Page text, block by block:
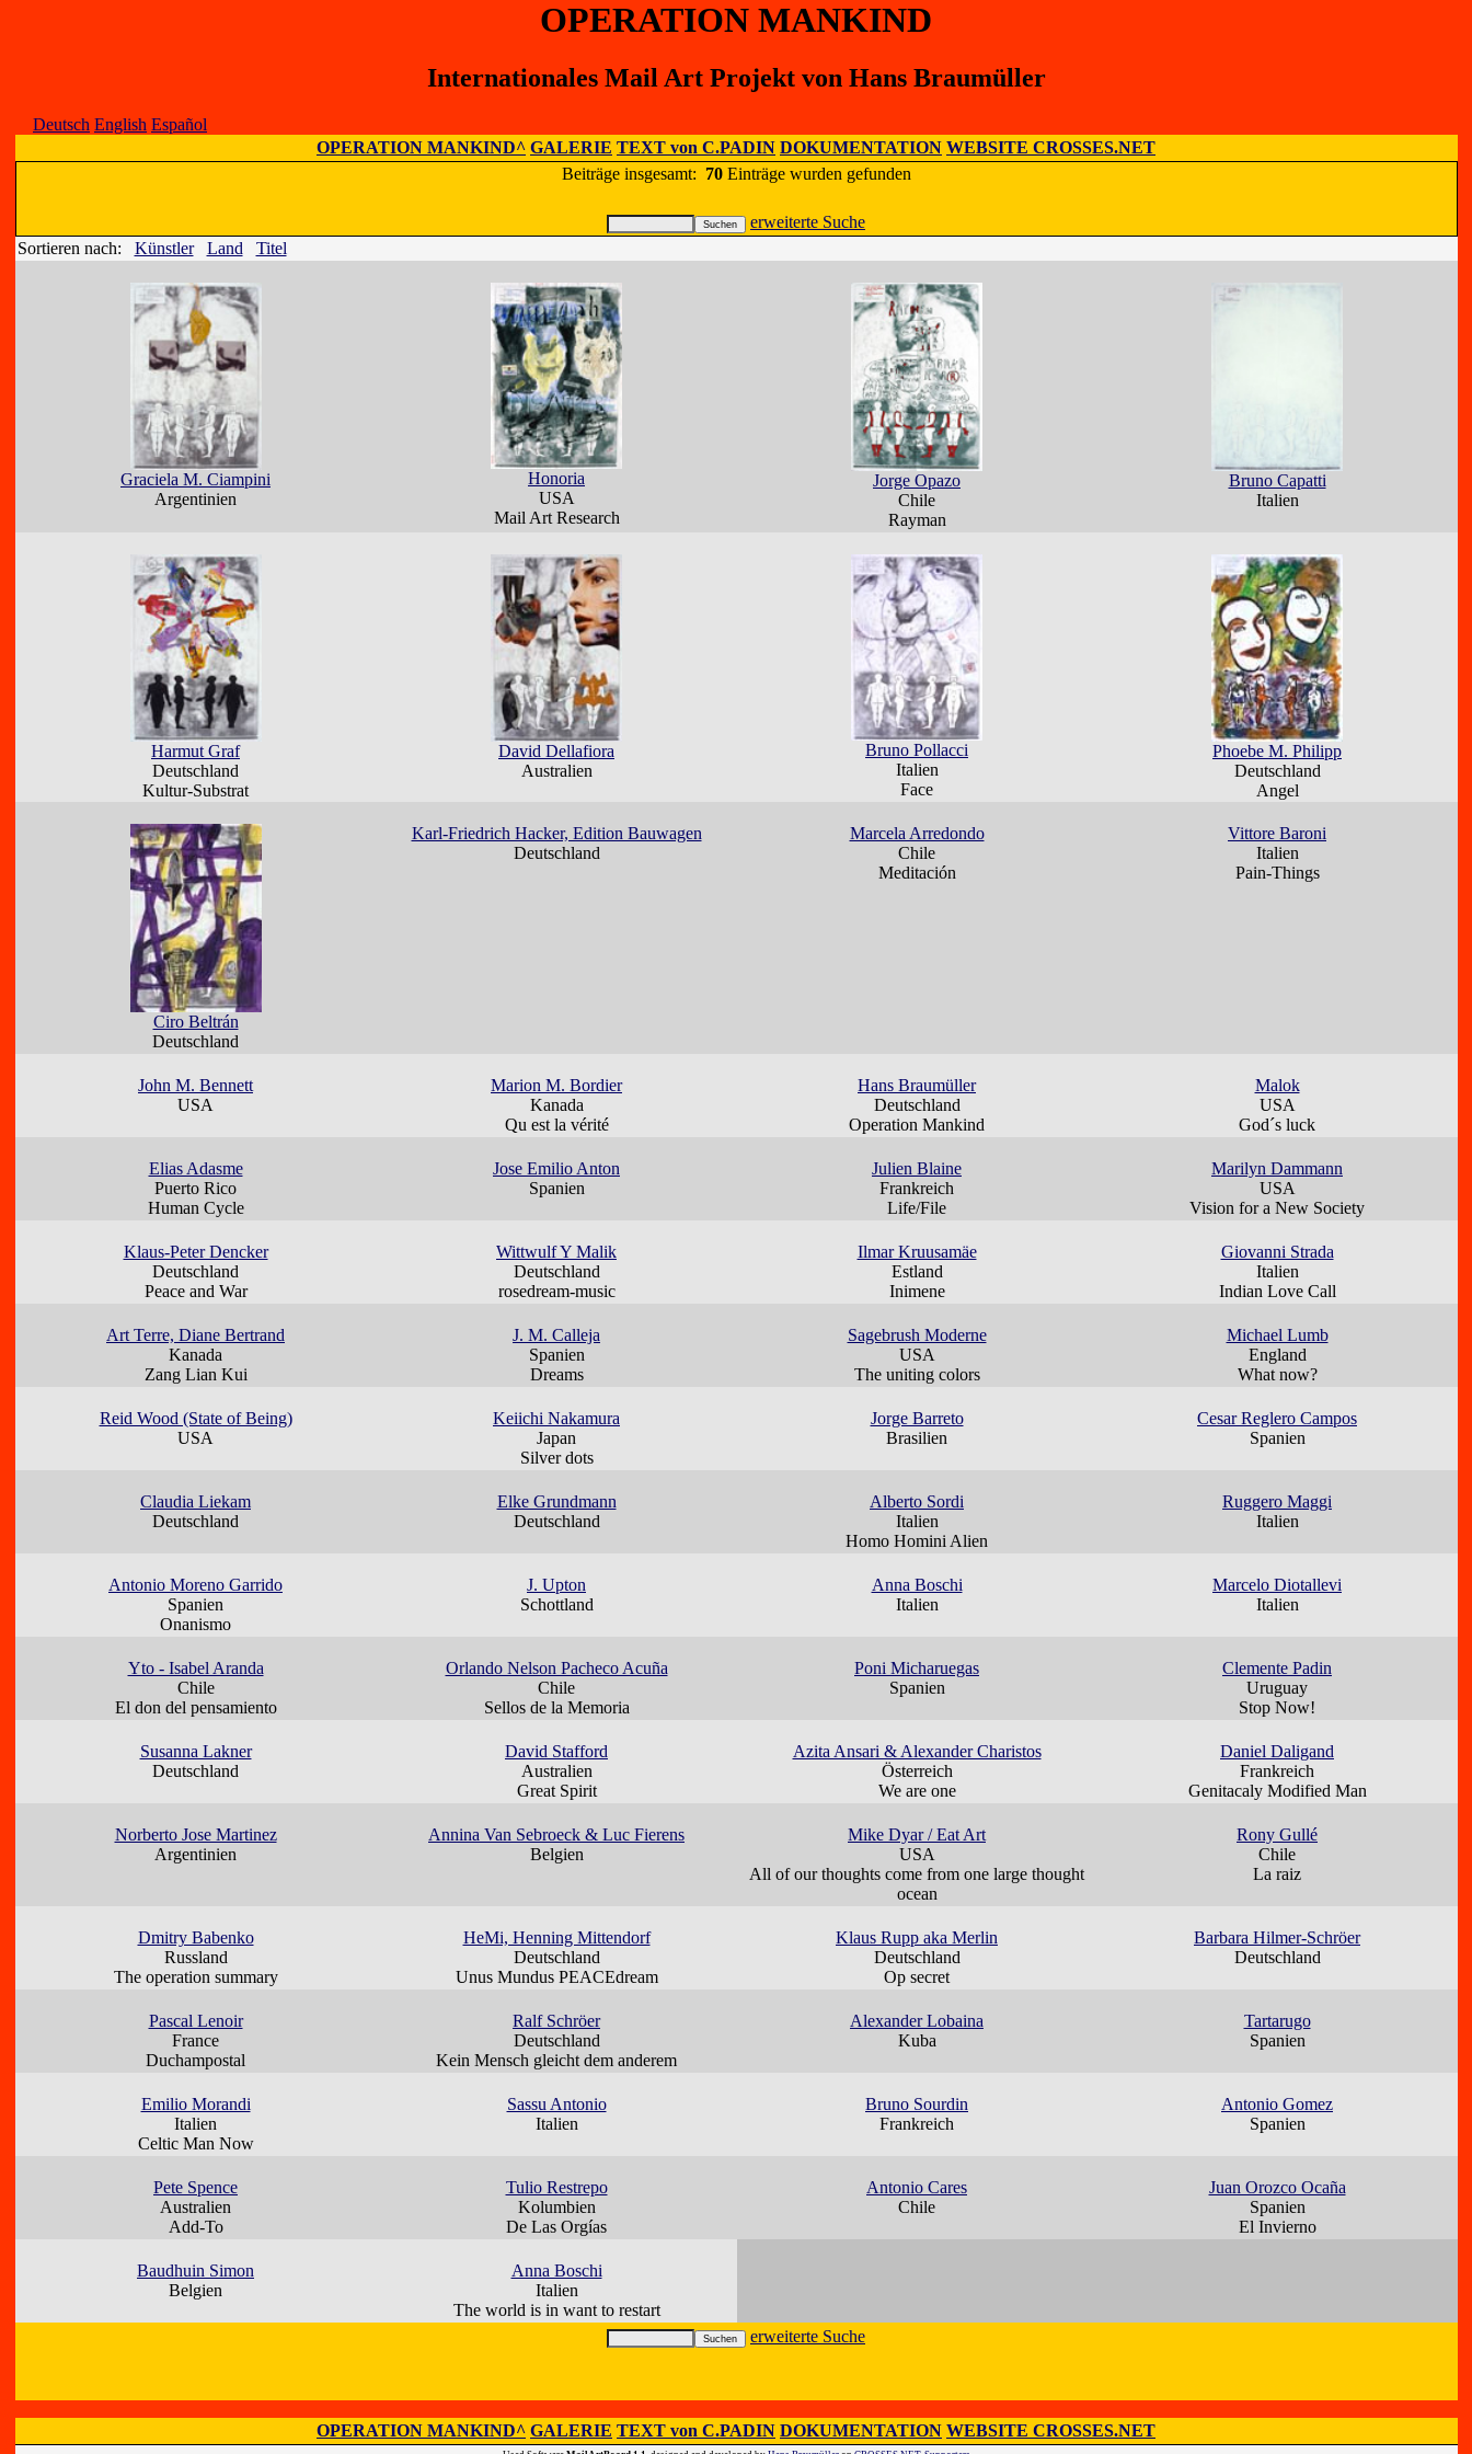
OPERATION MANKIND
Internationales Mail Art Projekt von Hans Braumüller
Deutsch English Español
OPERATION MANKIND^ GALERIE TEXT von C.PADIN DOKUMENTATION WEBSITE CROSSES.NET
Beiträge insgesamt: 70Einträge wurden gefunden
erweiterte Suche
Sortieren nach: Künstler Land Titel
Graciela M. Ciampini
Argentinien
Honoria
USA
Mail Art Research
Jorge Opazo
Chile
Rayman
Bruno Capatti
Italien
Harmut Graf
Deutschland
Kultur-Substrat
David Dellafiora
Australien
Bruno Pollacci
Italien
Face
Phoebe M. Philipp
Deutschland
Angel
Ciro Beltrán
Deutschland
Karl-Friedrich Hacker, Edition Bauwagen
Deutschland
Marcela Arredondo
Chile
Meditación
Vittore Baroni
Italien
Pain-Things
John M. Bennett
USA
Marion M. Bordier
Kanada
Qu est la vérité
Hans Braumüller
Deutschland
Operation Mankind
Malok
USA
God´s luck
Elias Adasme
Puerto Rico
Human Cycle
Jose Emilio Anton
Spanien
Julien Blaine
Frankreich
Life/File
Marilyn Dammann
USA
Vision for a New Society
Klaus-Peter Dencker
Deutschland
Peace and War
Wittwulf Y Malik
Deutschland
rosedream-music
Ilmar Kruusamäe
Estland
Inimene
Giovanni Strada
Italien
Indian Love Call
Art Terre, Diane Bertrand
Kanada
Zang Lian Kui
J. M. Calleja
Spanien
Dreams
Sagebrush Moderne
USA
The uniting colors
Michael Lumb
England
What now?
Reid Wood (State of Being)
USA
Keiichi Nakamura
Japan
Silver dots
Jorge Barreto
Brasilien
Cesar Reglero Campos
Spanien
Claudia Liekam
Deutschland
Elke Grundmann
Deutschland
Alberto Sordi
Italien
Homo Homini Alien
Ruggero Maggi
Italien
Antonio Moreno Garrido
Spanien
Onanismo
J. Upton
Schottland
Anna Boschi
Italien
Marcelo Diotallevi
Italien
Yto - Isabel Aranda
Chile
El don del pensamiento
Orlando Nelson Pacheco Acuña
Chile
Sellos de la Memoria
Poni Micharuegas
Spanien
Clemente Padin
Uruguay
Stop Now!
Susanna Lakner
Deutschland
David Stafford
Australien
Great Spirit
Azita Ansari & Alexander Charistos
Österreich
We are one
Daniel Daligand
Frankreich
Genitacaly Modified Man
Norberto Jose Martinez
Argentinien
Annina Van Sebroeck & Luc Fierens
Belgien
Mike Dyar / Eat Art
USA
All of our thoughts come from one large thought
ocean
Rony Gullé
Chile
La raiz
Dmitry Babenko
Russland
The operation summary
HeMi, Henning Mittendorf
Deutschland
Unus Mundus PEACEdream
Klaus Rupp aka Merlin
Deutschland
Op secret
Barbara Hilmer-Schröer
Deutschland
Pascal Lenoir
France
Duchampostal
Ralf Schröer
Deutschland
Kein Mensch gleicht dem anderem
Alexander Lobaina
Kuba
Tartarugo
Spanien
Emilio Morandi
Italien
Celtic Man Now
Sassu Antonio
Italien
Bruno Sourdin
Frankreich
Antonio Gomez
Spanien
Pete Spence
Australien
Add-To
Tulio Restrepo
Kolumbien
De Las Orgías
Antonio Cares
Chile
Juan Orozco Ocaña
Spanien
El Invierno
Baudhuin Simon
Belgien
Anna Boschi
Italien
The world is in want to restart
erweiterte Suche
OPERATION MANKIND^ GALERIE TEXT von C.PADIN DOKUMENTATION WEBSITE CROSSES.NET